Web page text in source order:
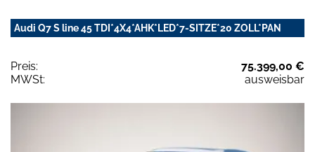
Audi Q7 S line 45 TDI*4X4*AHK*LED*7-SITZE*20 ZOLL*PAN
Preis:
75.399,00 €
MWSt:
ausweisbar